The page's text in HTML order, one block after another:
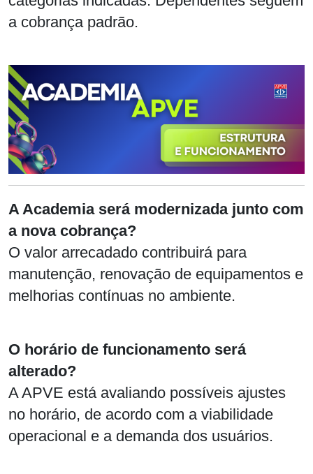
a cobrança padrão.
A Academia será modernizada junto com
a nova cobrança?
O valor arrecadado contribuirá para
manutenção, renovação de equipamentos e
melhorias contínuas no ambiente.
O horário de funcionamento será
alterado?
A APVE está avaliando possíveis ajustes
no horário, de acordo com a viabilidade
operacional e a demanda dos usuários.